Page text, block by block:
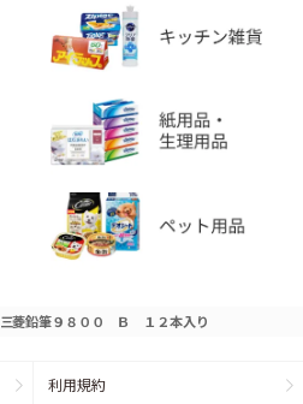
三菱鉛筆９８００ Ｂ １２本入り
利用規約